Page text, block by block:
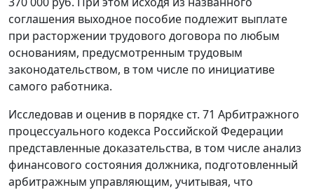
соглашения выходное пособие подлежит выплате
при расторжении трудового договора по любым
основаниям, предусмотренным трудовым
законодательством, в том числе по инициативе
самого работника.
Исследовав и оценив в порядке ст. 71 Арбитражного
процессуального кодекса Российской Федерации
представленные доказательства, в том числе анализ
финансового состояния должника, подготовленный
арбитражным управляющим, учитывая, что